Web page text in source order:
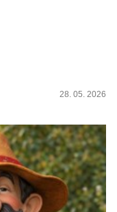
28. 05. 2026